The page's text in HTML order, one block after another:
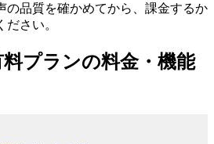
の品質を確かめてから、課金するか
さい。
プランの料金・機能